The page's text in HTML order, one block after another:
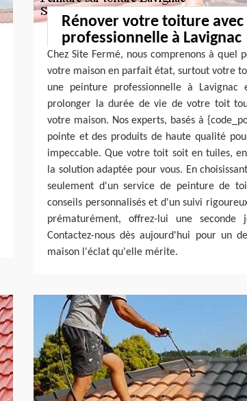
Rénover votre toiture
professionnelle à Lavignac
Chez Site Fermé, nous comprenons à quel
votre maison en parfait état, surtout votre
une peinture professionnelle à
prolonger la durée de vie de votre toit
votre maison. Nos experts, basés à
pointe et des produits de haute qualité
impeccable. Que votre toit soit en tuiles,
la solution adaptée pour vous. En
seulement d'un service de peinture de
conseils personnalisés et d'un suivi
prématurément, offrez-lui une seconde
Contactez-nous dès aujourd'hui pour un
maison l'éclat qu'elle mérite.